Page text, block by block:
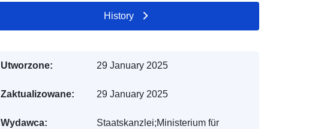
History
Utworzone: 29 January 2025
Zaktualizowane: 29 January 2025
Wydawca:
Staatskanzlei;Ministerium für